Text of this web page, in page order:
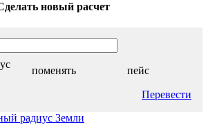
новый расчет
поменять пейс
Перевести
радиус Земли